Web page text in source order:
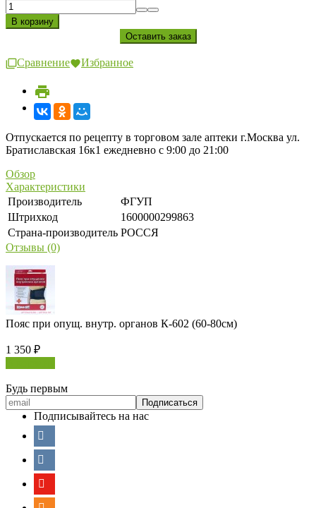
Сравнение Избранное
Отпускается по рецепту в торговом зале аптеки г.Москва ул.
Братиславская 16к1 ежедневно с 9:00 до 21:00
Обзор
Характеристики
Производитель
ФГУП
Штрихкод
1600000299863
Страна-производитель РОССЯ
Отзывы (0)
Пояс при опущ. внутр. органов К-602 (60-80см)
1 350 ₽
Будь первым
Подписывайтесь на нас